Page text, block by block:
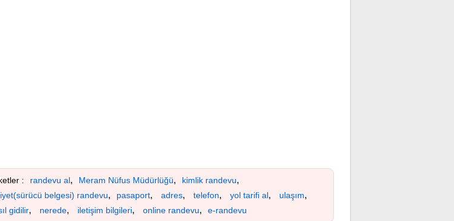
: randevu al, Meram Nüfus Müdürlüğü, kimlik randevu,
belgesi) randevu, pasaport, adres, telefon, yol tarifi al, ulaşım,
gidilir, nerede, iletişim bilgileri, online randevu, e-randevu